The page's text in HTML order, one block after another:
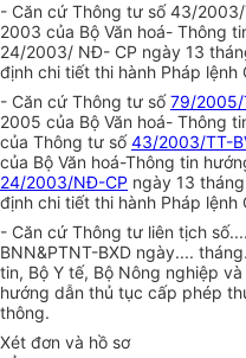
- Căn cứ Thông tư số 43/
2003 của Bộ Văn hoá- Thông
24/2003/ NĐ- CP ngày 13
định chi tiết thi hành Pháp lệnh
- Căn cứ Thông tư số79/2005/
2005 của Bộ Văn hoá- Thông
của Thông tư số43/2003/TT-
của Bộ Văn hoá-Thông tin
24/2003/NĐ-CP ngày 13
định chi tiết thi hành Pháp lệnh
- Căn cứ Thông tư liên tịch
BNN&PTNT-BXD ngày....
tin, Bộ Y tế, Bộ Nông nghiệp
hướng dẫn thủ tục cấp phép
thông.
Xét đơn và hồ sơ